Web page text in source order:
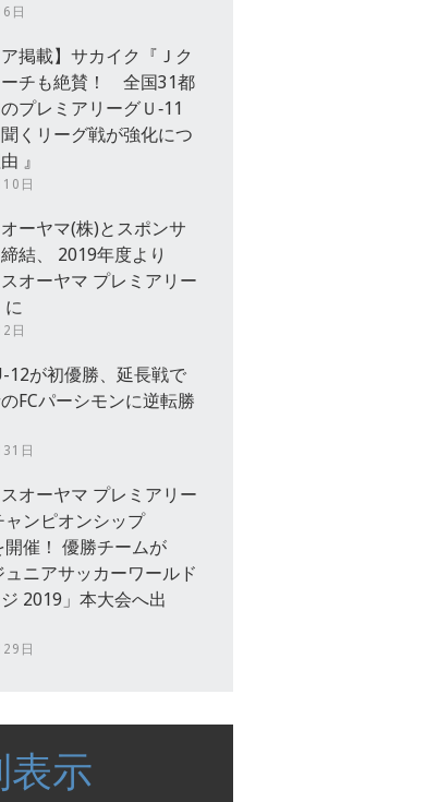
日
ア掲載】サカイク『Ｊク
ーチも絶賛！ 全国31都
プレミアリーグＵ‐11
くリーグ戦が強化につ
』
日
ーヤマ(株)とスポンサ
結、 2019年度より
スオーヤマ プレミアリー
に
日
12が初優勝、延長戦で
FCパーシモンに逆転勝
日
スオーヤマ プレミアリー
ャンピオンシップ
開催！ 優勝チームが
ュニアサッカーワールド
2019」本大会へ出
日
表示